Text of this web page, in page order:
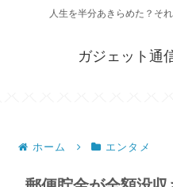
人生を半分あきらめた？そ
ガジェット通
ホーム エンタメ